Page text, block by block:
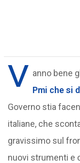
V anno bene
Pmi che si
Governo stia
italiane, che
gravissimo sul
nuovi strumenti e